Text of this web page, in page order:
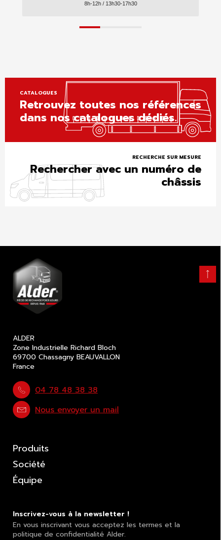
8h-12h / 13h30-17h30
CATALOGUES
Retrouvez toutes nos références
dans nos catalogues dédiés.
RECHERCHE SUR MESURE
Rechercher avec un numéro de
châssis
Retour
haut
ALDER
Zone Industrielle Richard Bloch
69700 Chassagny BEAUVALLON
France
04 78 48 38 38
Nous envoyer un mail
Produits
Société
Équipe
Inscrivez-vous à la newsletter !
En vous inscrivant vous acceptez les termes et la
politique de confidentialité Alder.